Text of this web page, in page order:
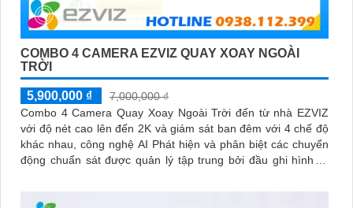
COMBO 4 CAMERA EZVIZ QUAY XOAY NGOÀI
TRỜI
5,900,000 ₫
7,000,000 ₫
Combo 4 Camera Quay Xoay Ngoài Trời đến từ nhà EZVIZ
với độ nét cao lên đến 2K và giám sát ban đêm với 4 chế độ
khác nhau, công nghệ AI Phát hiện và phân biệt các chuyển
động chuẩn sát được quản lý tập trung bởi đầu ghi hình IP